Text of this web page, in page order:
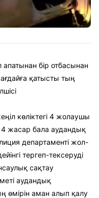
апатынан бір отбасынан
қатысты тың
көліктегі 4 жолаушы
жасар бала аудандық
департаменті жол-
тергеп-тексеруді
сақтау
аудандық
өмірін аман алып қалу